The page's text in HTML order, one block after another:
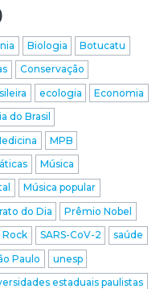
Biologia
Botucatu
Conservação
ecologia
Economia
do Brasil
MPB
Música
Música popular
do Dia
Prêmio Nobel
Rock SARS-CoV-2
saúde
Paulo
unesp
estaduais paulistas